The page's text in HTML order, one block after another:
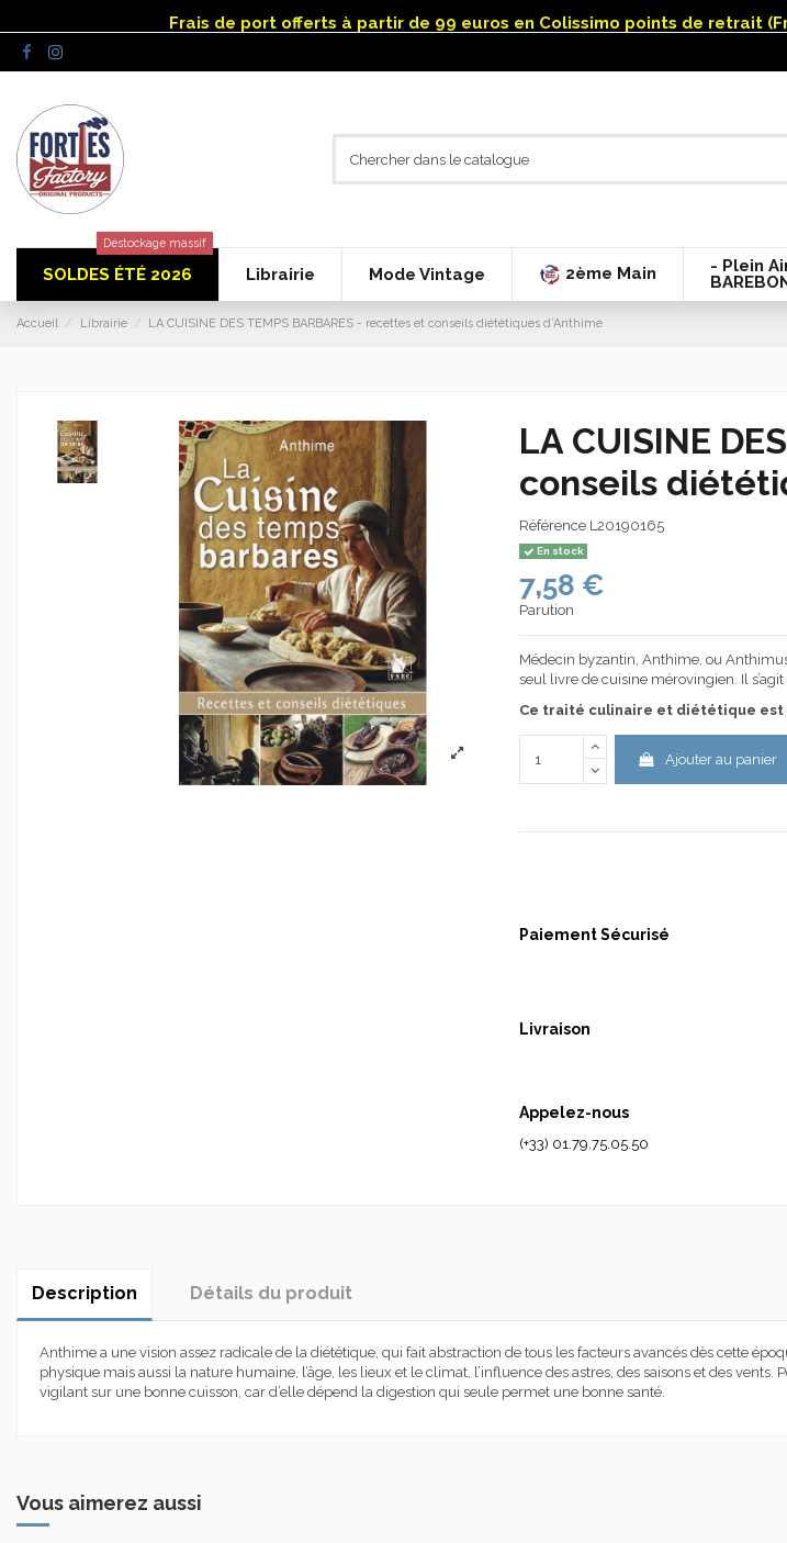
Frais de port offerts à partir de 99 euros en Colissimo points de retrait
SOLDES ÉTÉ 2026
Déstockage massif
Librairie Mode Vintage 2ème Main
- Plein
Accueil Librairie LA CUISINE DES TEMPS BARBARES - recettes et conseils diététiques d’Anthime
LA CUISINE
conseils
Référence L20190165
En stock
7,58 €
Parution
Médecin byzantin, Anthime, ou
seul livre de cuisine mérovingien. Il
Ce traité culinaire et diététique est
Ajouter au panier
Paiement Sécurisé
Livraison
Appelez-nous
(+33) 01.79.75.05.50
Description Détails du produit
Anthime a une vision assez radicale de la diététique, qui fait abstraction de tous les facteurs avancés dès cette
physique mais aussi la nature humaine, l’âge, les lieux et le climat, l’influence des astres, des saisons et des
vigilant sur une bonne cuisson, car d’elle dépend la digestion qui seule permet une bonne santé.
Vous aimerez aussi